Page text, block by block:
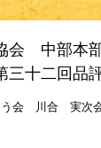
会 中部
三十二回品
う会 川合 実